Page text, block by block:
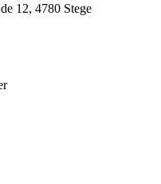
12, 4780 Stege